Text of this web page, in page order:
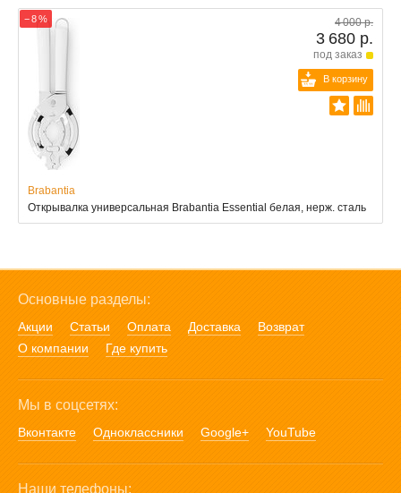
− 8 % 4 000 р.
3 680 р.
под заказ
В корзину
Brabantia
Открывалка универсальная Brabantia Essential белая, нерж. сталь
Основные разделы:
Акции Статьи Оплата Доставка
Возврат
О компании
Где купить
Мы в соцсетях:
Вконтакте Одноклассники Google+ YouTube
Наши телефоны: